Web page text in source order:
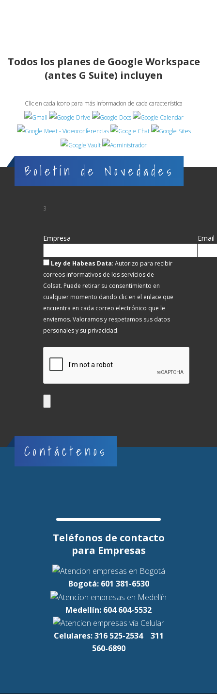
Todos los planes de Google Workspace
(antes G Suite) incluyen
Clic en cada icono para más informacion de cada característica
Boletín de Novedades
3
Empresa Email
Ley de Habeas Data: Autorizo para recibir
correos informativos de los servicios de
Colsat. Puede retirar su consentimiento en
cualquier momento dando clic en el enlace que
encuentra en cada correo electrónico que le
enviemos. Valoramos y respetamos sus datos
personales y su privacidad.
Contáctenos
Teléfonos de contacto
para Empresas
Bogotá: 601 381-6530
Medellín: 604 604-5532
Celulares: 316 525-2534
311
560-6890